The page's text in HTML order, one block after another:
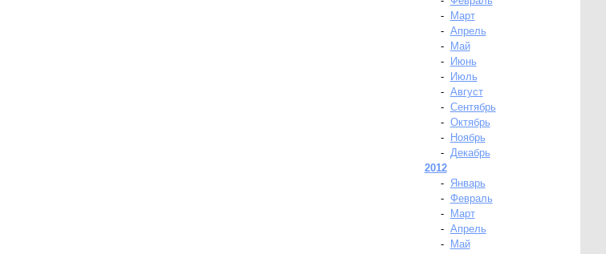
-
Март
- Апрель
-
Май
-
Июнь
-
Июль
- Август
- Сентябрь
- Октябрь
-
Ноябрь
- Декабрь
2012
-
Январь
- Февраль
-
Март
- Апрель
-
Май